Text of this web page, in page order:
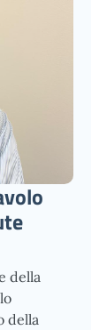
della
della